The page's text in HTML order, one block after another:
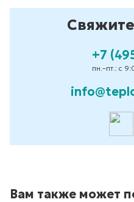
+7
пн.–пт.: с
Вам также может